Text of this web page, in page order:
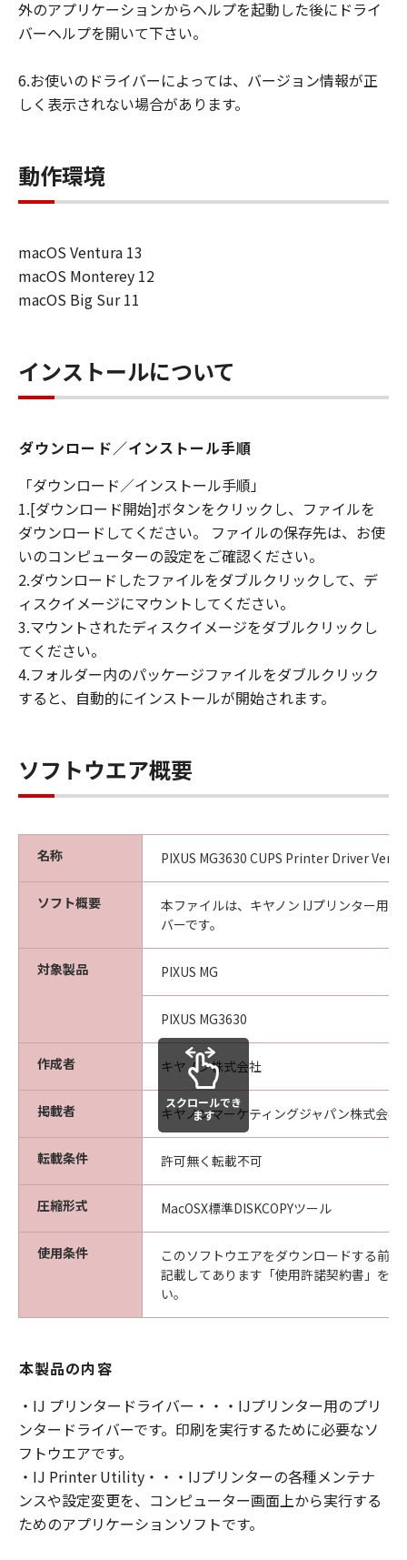
外のアプリケーションからヘルプを起動した後にドライ
バーヘルプを開いて下さい。
6.お使いのドライバーによっては、バージョン情報が正
しく表示されない場合があります。
動作環境
macOS Ventura 13
macOS Monterey 12
macOS Big Sur 11
インストールについて
ダウンロード／インストール手順
「ダウンロード／インストール手順」
1.[ダウンロード開始]ボタンをクリックし、ファイルを
ダウンロードしてください。 ファイルの保存先は、お使
いのコンピューターの設定をご確認ください。
2.ダウンロードしたファイルをダブルクリックして、デ
ィスクイメージにマウントしてください。
3.マウントされたディスクイメージをダブルクリックし
てください。
4.フォルダー内のパッケージファイルをダブルクリック
すると、自動的にインストールが開始されます。
ソフトウエア概要
名称 PIXUS MG3630 CUPS Printer Driver Ver.
ソフト概要
本ファイルは、キヤノン IJプリンター用
バーです。
対象製品 PIXUS MG
PIXUS MG3630
作成者 キヤノン株式会社
掲載者 キヤノンマーケティングジャパン株式会社
転載条件 許可無く転載不可
圧縮形式 MacOSX標準DISKCOPYツール
使用条件
このソフトウエアをダウンロードする前
記載してあります「使用許諾契約書」を
い。
スクロールでき
ます
本製品の内容
・IJ プリンタードライバー・・・IJプリンター用のプリ
ンタードライバーです。印刷を実行するために必要なソ
フトウエアです。
・IJ Printer Utility・・・IJプリンターの各種メンテナ
ンスや設定変更を、コンピューター画面上から実行する
ためのアプリケーションソフトです。